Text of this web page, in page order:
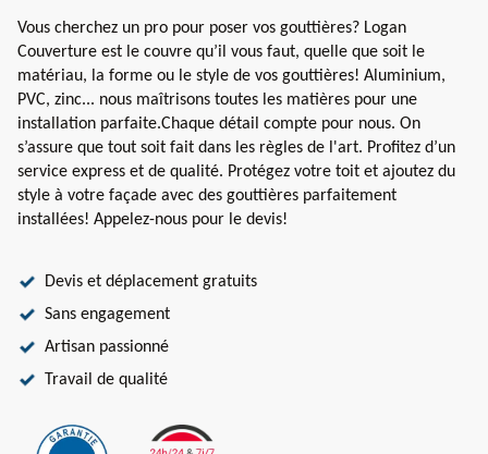
Vous cherchez un pro pour poser vos gouttières? Logan
Couverture est le couvre qu’il vous faut, quelle que soit le
matériau, la forme ou le style de vos gouttières! Aluminium,
PVC, zinc... nous maîtrisons toutes les matières pour une
installation parfaite.Chaque détail compte pour nous. On
s’assure que tout soit fait dans les règles de l'art. Profitez d’un
service express et de qualité. Protégez votre toit et ajoutez du
style à votre façade avec des gouttières parfaitement
installées! Appelez-nous pour le devis!
Devis et déplacement gratuits
Sans engagement
Artisan passionné
Travail de qualité